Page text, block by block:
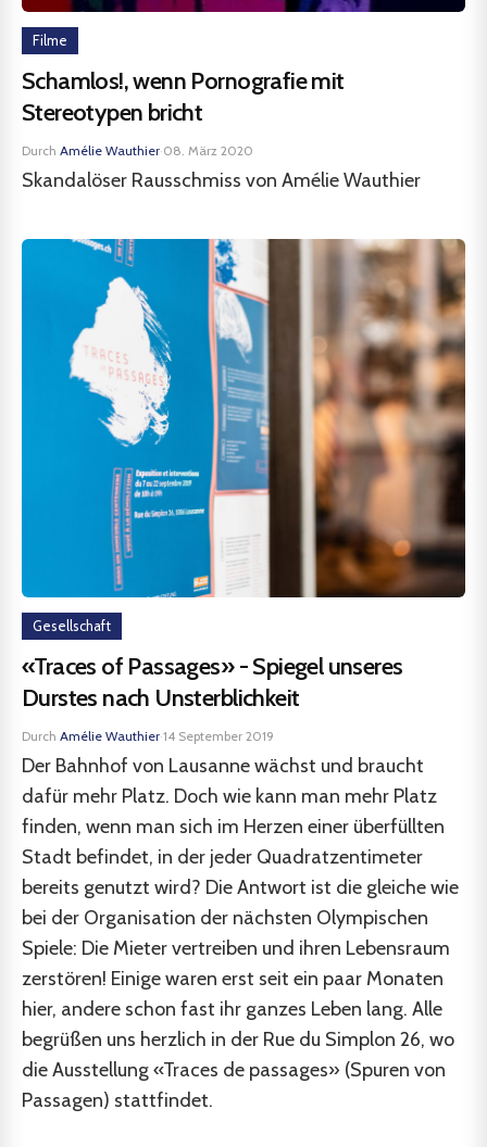
Filme
Schamlos!, wenn Pornografie mit
Stereotypen bricht
Durch Amélie Wauthier·08. März 2020
Skandalöser Rausschmiss von Amélie Wauthier
Gesellschaft
«Traces of Passages» - Spiegel unseres
Durstes nach Unsterblichkeit
Durch Amélie Wauthier·14 September 2019
Der Bahnhof von Lausanne wächst und braucht
dafür mehr Platz. Doch wie kann man mehr Platz
finden, wenn man sich im Herzen einer überfüllten
Stadt befindet, in der jeder Quadratzentimeter
bereits genutzt wird? Die Antwort ist die gleiche wie
bei der Organisation der nächsten Olympischen
Spiele: Die Mieter vertreiben und ihren Lebensraum
zerstören! Einige waren erst seit ein paar Monaten
hier, andere schon fast ihr ganzes Leben lang. Alle
begrüßen uns herzlich in der Rue du Simplon 26, wo
die Ausstellung «Traces de passages» (Spuren von
Passagen) stattfindet.